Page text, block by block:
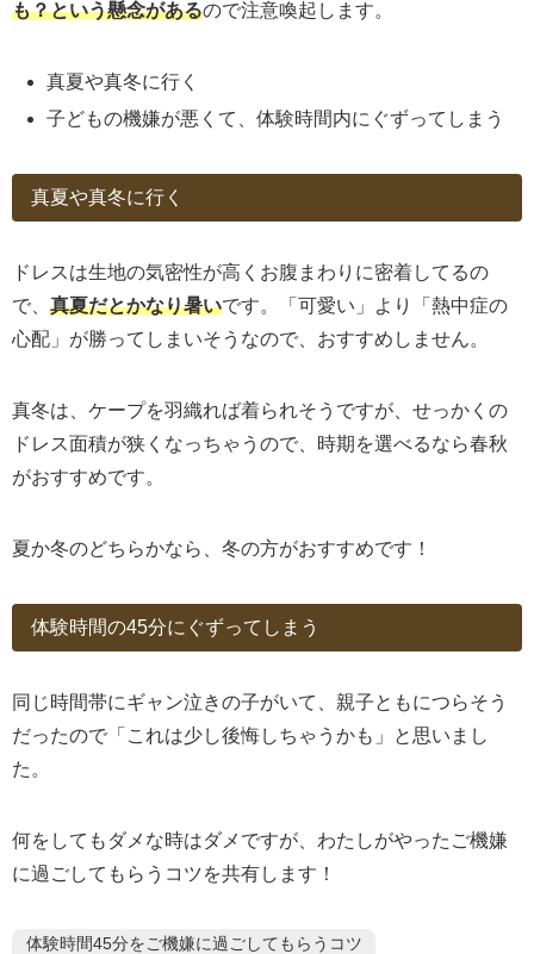
も？という懸念があるので注意喚起します。
真夏や真冬に行く
子どもの機嫌が悪くて、体験時間内にぐずってしまう
真夏や真冬に行く
ドレスは生地の気密性が高くお腹まわりに密着してるの
で、 真夏だとかなり暑いです。「可愛い」より「熱中症の
心配」が勝ってしまいそうなので、おすすめしません。
真冬は、ケープを羽織れば着られそうですが、せっかくの
ドレス面積が狭くなっちゃうので、時期を選べるなら春秋
がおすすめです。
夏か冬のどちらかなら、冬の方がおすすめです！
体験時間の45分にぐずってしまう
同じ時間帯にギャン泣きの子がいて、親子ともにつらそう
だったので「これは少し後悔しちゃうかも」と思いまし
た。
何をしてもダメな時はダメですが、わたしがやったご機嫌
に過ごしてもらうコツを共有します！
体験時間45分をご機嫌に過ごしてもらうコツ